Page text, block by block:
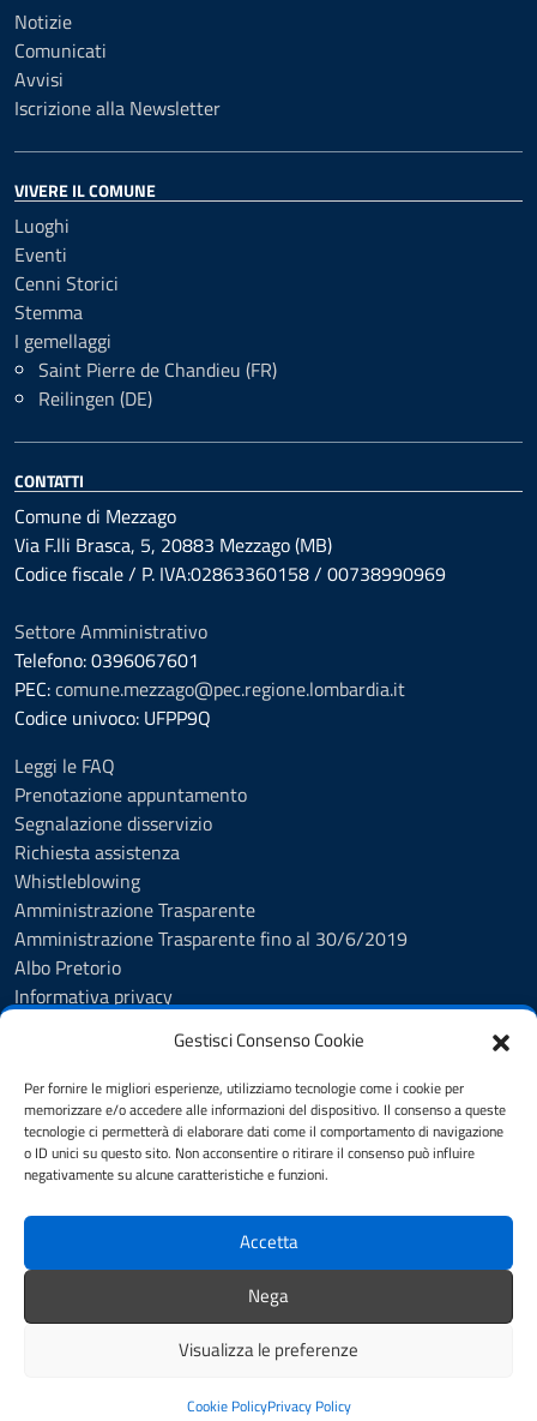
Gestisci Consenso Cookie
Per fornire le migliori esperienze, utilizziamo tecnologie come i cookie per
memorizzare e/o accedere alle informazioni del dispositivo. Il consenso a queste
tecnologie ci permetterà di elaborare dati come il comportamento di navigazione
o ID unici su questo sito. Non acconsentire o ritirare il consenso può influire
negativamente su alcune caratteristiche e funzioni.
Accetta
Nega
Visualizza le preferenze
Cookie PolicyPrivacy Policy
Notizie
Comunicati
Avvisi
Iscrizione alla Newsletter
VIVERE IL COMUNE
Luoghi
Eventi
Cenni Storici
Stemma
I gemellaggi
Saint Pierre de Chandieu (FR)
Reilingen (DE)
CONTATTI
Comune di Mezzago
Via F.lli Brasca, 5, 20883 Mezzago (MB)
Codice fiscale / P. IVA:02863360158 / 00738990969
Settore Amministrativo
Telefono: 0396067601
PEC:comune.mezzago@pec.regione.lombardia.it
Codice univoco: UFPP9Q
Leggi le FAQ
Prenotazione appuntamento
Segnalazione disservizio
Richiesta assistenza
Whistleblowing
Amministrazione Trasparente
Amministrazione Trasparente fino al 30/6/2019
Albo Pretorio
Informativa privacy
Esercizio diritti interessati
Dichiarazione di accessibilità
Obiettivi di accessibilità
Note legali
Feedback
YouTube
Comuni-Chiamo
Credits